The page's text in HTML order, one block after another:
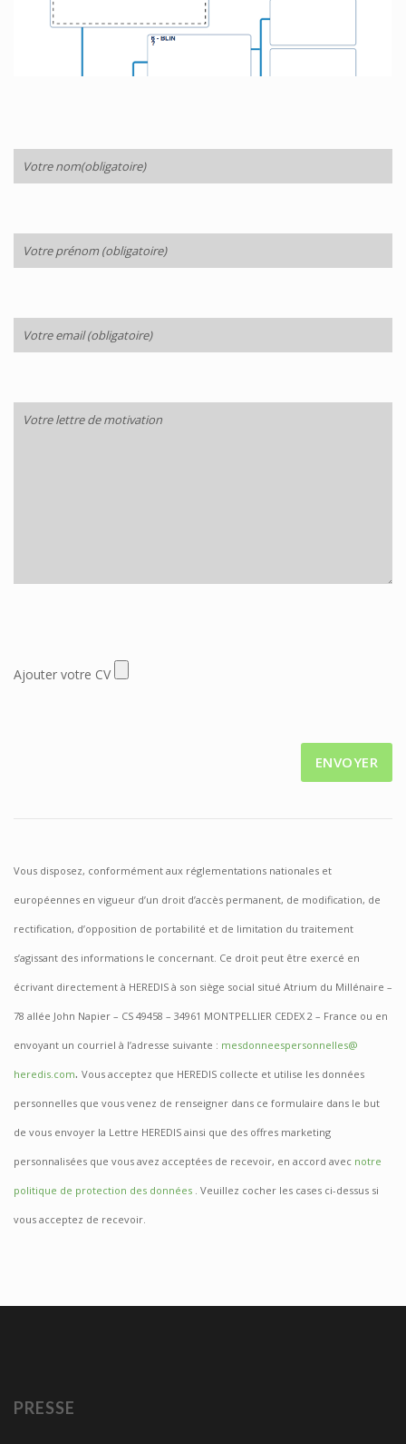
Ajouter votre CV
Vous disposez, conformément aux réglementations nationales et
européennes en vigueur d’un droit d’accès permanent, de modification, de
rectification, d’opposition de portabilité et de limitation du traitement
s’agissant des informations le concernant. Ce droit peut être exercé en
écrivant directement à HEREDIS à son siège social situé Atrium du Millénaire –
78 allée John Napier – CS 49458 – 34961 MONTPELLIER CEDEX 2 – France ou en
envoyant un courriel à l’adresse suivante : mesdonneespersonnelles@
heredis.com. Vous acceptez que HEREDIS collecte et utilise les données
personnelles que vous venez de renseigner dans ce formulaire dans le but
de vous envoyer la Lettre HEREDIS ainsi que des offres marketing
personnalisées que vous avez acceptées de recevoir, en accord avec notre
politique de protection des données . Veuillez cocher les cases ci-dessus si
vous acceptez de recevoir.
PRESSE